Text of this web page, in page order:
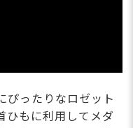
ぴったりなロゼット
ひもに利用してメダ